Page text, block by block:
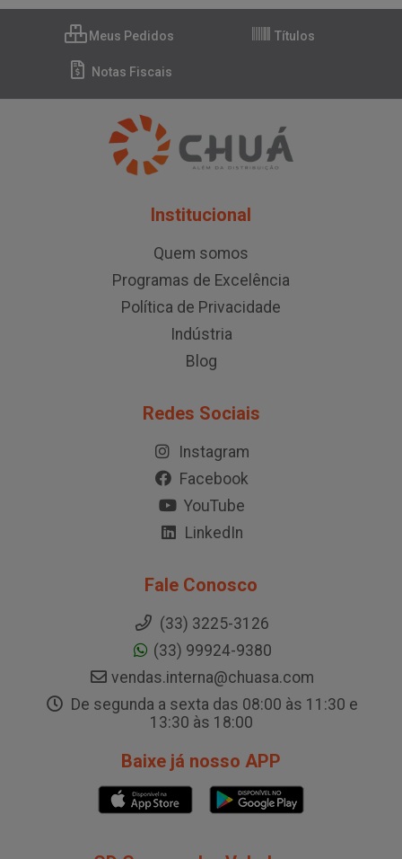
Meus Pedidos Títulos
Notas Fiscais
Institucional
Quem somos
Programas de Excelência
Política de Privacidade
Indústria
Blog
Redes Sociais
Instagram
Facebook
YouTube
LinkedIn
Fale Conosco
(33) 3225-3126
(33) 99924-9380
vendas.interna@chuasa.com
De segunda a sexta das 08:00 às 11:30 e
13:30 às 18:00
Baixe já nosso APP